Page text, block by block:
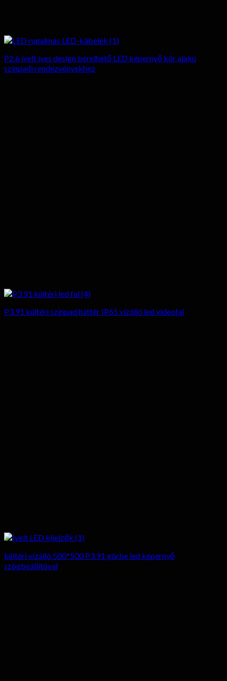
P2.6 ívelt íves design bérelhető LED képernyő kör alakú
színpadi rendezvényekhez
P3.91 kültéri színpad háttér IP65 vízálló led videofal
kültéri vízálló 500*500 P3.91 görbe led képernyő
szögbeállítóval